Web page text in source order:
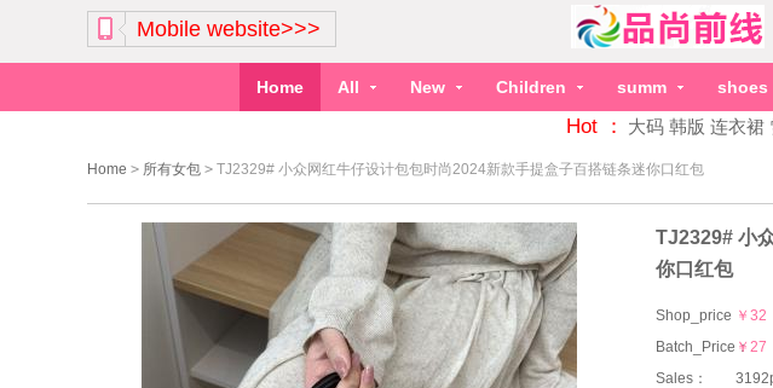
Mobile website>>>
Home All New Children summ shoes
Hot ： 大码 韩版 连衣裙
Home > 所有女包 > TJ2329# 小众网红牛仔设计包包时尚2024新款手提盒子百搭链条迷你口红包
TJ2329# 小
你口红包
Shop_price ￥32
Batch_Price：￥27
Sales：